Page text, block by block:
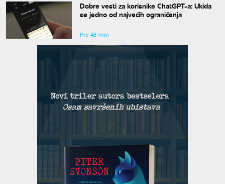
Dobre vesti za korisnike ChatGPT-a: Ukida
se jedno od najvećih ograničenja
Pre 43 min